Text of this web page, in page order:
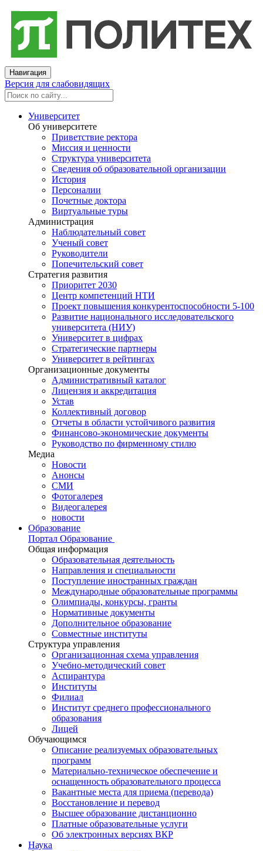
Навигация
Версия для слабовидящих
Университет
Об университете
Приветствие ректора
Миссия и ценности
Структура университета
Сведения об образовательной организации
История
Персоналии
Почетные доктора
Виртуальные туры
Администрация
Наблюдательный совет
Ученый совет
Руководители
Попечительский совет
Стратегия развития
Приоритет 2030
Центр компетенций НТИ
Проект повышения конкурентоспособности 5-100
Развитие национального исследовательского
университета (НИУ)
Университет в цифрах
Стратегические партнеры
Университет в рейтингах
Организационные документы
Административный каталог
Лицензия и аккредитация
Устав
Коллективный договор
Отчеты в области устойчивого развития
Финансово-экономические документы
Руководство по фирменному стилю
Медиа
Новости
Анонсы
СМИ
Фотогалерея
Видеогалерея
новости
Образование
Портал Образование
Общая информация
Образовательная деятельность
Направления и специальности
Поступление иностранных граждан
Международные образовательные программы
Олимпиады, конкурсы, гранты
Нормативные документы
Дополнительное образование
Совместные институты
Структура управления
Организационная схема управления
Учебно-методический совет
Аспирантура
Институты
Филиал
Институт среднего профессионального
образования
Лицей
Обучающимся
Описание реализуемых образовательных
программ
Материально-техническое обеспечение и
оснащенность образовательного процесса
Вакантные места для приема (перевода)
Восстановление и перевод
Высшее образование дистанционно
Платные образовательные услуги
Об электронных версиях ВКР
Наука